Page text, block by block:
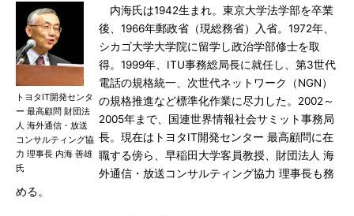
トヨタIT開発センタ
ー 最高顧問 財団法
人 海外通信・放送
コンサルティング協
力 理事長 内海 善雄
氏
内海氏は1942生まれ。東京大学法学部を卒業
後、1966年郵政省（現総務省）入省。1972年、
シカゴ大学大学院に留学し政治学部修士を取
得。1999年、ITU事務総局長に就任し、第3世代
電話の規格統一、次世代ネットワーク（NGN）
の規格推進など標準化作業に尽力した。2002～
2005年まで、国連世界情報社会サミット事務局
長。現在はトヨタIT開発センター 最高顧問に在
職する傍ら、早稲田大学客員教授、財団法人 海
外通信・放送コンサルティング協力 理事長も務
める。